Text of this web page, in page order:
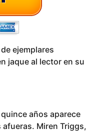
ejemplares
jaque al lector en su
años aparece
Miren Triggs,